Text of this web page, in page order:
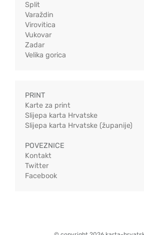
Split
Varaždin
Virovitica
Vukovar
Zadar
Velika gorica
PRINT
Karte za print
Slijepa karta Hrvatske
Slijepa karta Hrvatske (županije)
POVEZNICE
Kontakt
Twitter
Facebook